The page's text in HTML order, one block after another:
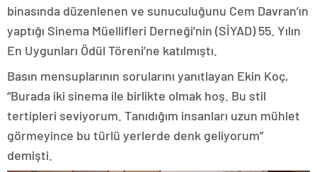
binasında düzenlenen ve sunuculuğunu Cem Davran’ın
yaptığı Sinema Müellifleri Derneği’nin (SİYAD) 55. Yılın
En Uygunları Ödül Töreni’ne katılmıştı.
Basın mensuplarının sorularını yanıtlayan Ekin Koç,
“Burada iki sinema ile birlikte olmak hoş. Bu stil
tertipleri seviyorum. Tanıdığım insanları uzun mühlet
görmeyince bu türlü yerlerde denk geliyorum”
demişti.